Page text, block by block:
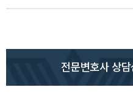
전문변호사 상담